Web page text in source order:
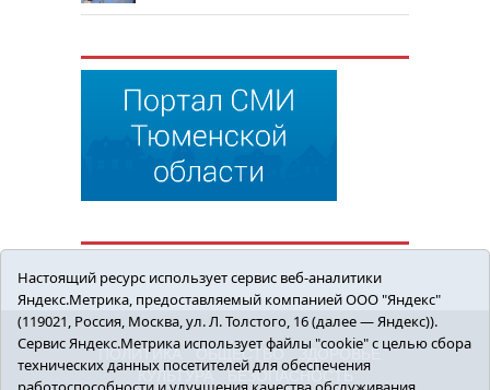
ПОЛИТИКА ОБЩЕСТВО
ЗДОРОВЬЕ
КУЛЬТУРА
БЕЗОПАСНОСТЬ
Настоящий ресурс использует сервис веб-аналитики
Яндекс.Метрика, предоставляемый компанией ООО "Яндекс"
(119021, Россия, Москва, ул. Л. Толстого, 16 (далее — Яндекс)).
Сервис Яндекс.Метрика использует файлы "cookie" с целью сбора
технических данных посетителей для обеспечения